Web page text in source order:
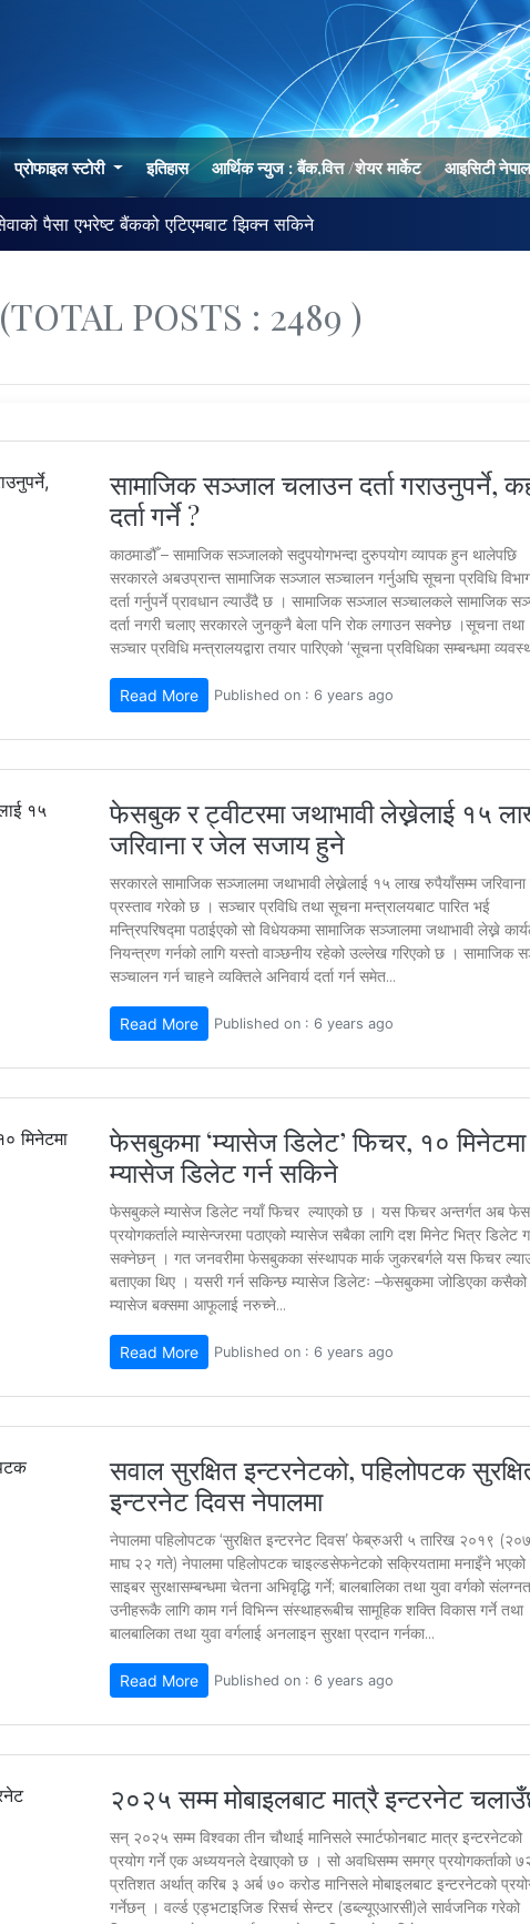
प्रोफाइल स्टोरी इतिहास आर्थिक न्युज : बैंक,वित्त /शेयर मार्केट आइसिटी
बैंकहरुको सीडी रेसियो ८३.४७
(TOTAL POSTS : 2489 )
सामाजिक सञ्जाल चलाउन दर्ता गराउनुपर्ने,
दर्ता गर्ने ?
काठमाडौँ – सामाजिक सञ्जालको सदुपयोगभन्दा दुरुपयोग व्यापक हुन थालेपछि
सरकारले अबउप्रान्त सामाजिक सञ्जाल सञ्चालन गर्नुअघि सूचना प्रविधि
दर्ता गर्नुपर्ने प्रावधान ल्याउँदै छ । सामाजिक सञ्जाल सञ्चालकले सामाजिक
दर्ता नगरी चलाए सरकारले जुनकुनै बेला पनि रोक लगाउन सक्नेछ ।सूचना तथा
सञ्चार प्रविधि मन्त्रालयद्वारा तयार पारिएको ‘सूचना प्रविधिका सम्बन्धमा
Read More Published on : 6 years ago
फेसबुक र ट्वीटरमा जथाभावी लेख्नेलाई १५
जरिवाना र जेल सजाय हुने
सरकारले सामाजिक सञ्जालमा जथाभावी लेख्नेलाई १५ लाख रुपैयाँसम्म जरिवाना
प्रस्ताव गरेको छ । सञ्चार प्रविधि तथा सूचना मन्त्रालयबाट पारित भई
मन्त्रिपरिषद्मा पठाईएको सो विधेयकमा सामाजिक सञ्जालमा जथाभावी लेख्ने
नियन्त्रण गर्नको लागि यस्तो वाञ्छनीय रहेको उल्लेख गरिएको छ । सामाजिक
सञ्चालन गर्न चाहने व्यक्तिले अनिवार्य दर्ता गर्न समेत...
Read More Published on : 6 years ago
फेसबुकमा ‘म्यासेज डिलेट’ फिचर, १० मिनेटमा
म्यासेज डिलेट गर्न सकिने
फेसबुकले म्यासेज डिलेट नयाँ फिचर ल्याएको छ । यस फिचर अन्तर्गत अब
प्रयोगकर्ताले म्यासेन्जरमा पठाएको म्यासेज सबैका लागि दश मिनेट भित्र डिलेट
सक्नेछन् । गत जनवरीमा फेसबुकका संस्थापक मार्क जुकरबर्गले यस फिचर
बताएका थिए । यसरी गर्न सकिन्छ म्यासेज डिलेटः –फेसबुकमा जोडिएका कसैको
म्यासेज बक्समा आफूलाई नरुच्ने...
Read More Published on : 6 years ago
सवाल सुरक्षित इन्टरनेटको, पहिलोपटक
इन्टरनेट दिवस नेपालमा
नेपालमा पहिलोपटक ‘सुरक्षित इन्टरनेट दिवस’ फेब्रुअरी ५ तारिख २०१९
माघ २२ गते) नेपालमा पहिलोपटक चाइल्डसेफनेटको सक्रियतामा मनाइँने
साइबर सुरक्षासम्बन्धमा चेतना अभिवृद्धि गर्ने; बालबालिका तथा युवा वर्गको
उनीहरूकै लागि काम गर्न विभिन्न संस्थाहरूबीच सामूहिक शक्ति विकास गर्ने तथा
बालबालिका तथा युवा वर्गलाई अनलाइन सुरक्षा प्रदान गर्नका...
Read More Published on : 6 years ago
२०२५ सम्म मोबाइलबाट मात्रै इन्टरनेट
सन् २०२५ सम्म विश्वका तीन चौथाई मानिसले स्मार्टफोनबाट मात्र इन्टरनेटको
प्रयोग गर्ने एक अध्ययनले देखाएको छ । सो अवधिसम्म समग्र प्रयोगकर्ताको
प्रतिशत अर्थात् करिब ३ अर्ब ७० करोड मानिसले मोबाइलबाट इन्टरनेटको
गर्नेछन् । वर्ल्ड एड्भटाइजिङ रिसर्च सेन्टर (डब्ल्यूएआरसी)ले सार्वजनिक गरेको